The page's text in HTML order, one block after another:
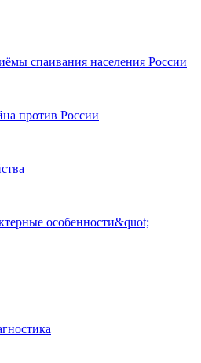
спаивания населения России
против России
особенности&quot;